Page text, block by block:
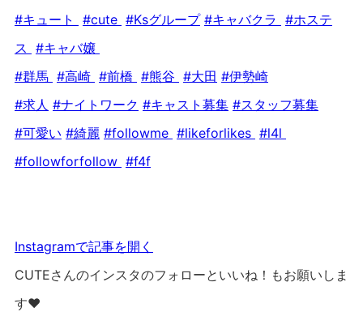
#キュート #cute #Ksグループ #キャバクラ #ホステ
ス #キャバ嬢
#群馬 #高崎 #前橋 #熊谷 #大田 #伊勢崎
#求人 #ナイトワーク #キャスト募集 #スタッフ募集
#可愛い #綺麗 #followme #likeforlikes #l4l
#followforfollow #f4f
Instagramで記事を開く
CUTEさんのインスタのフォローといいね！もお願いしま
す❤︎